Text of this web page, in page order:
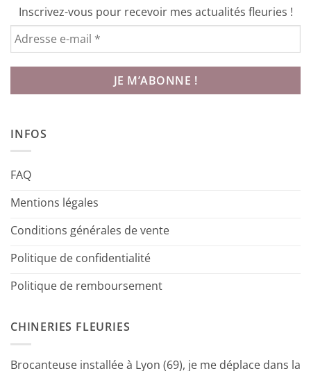
Inscrivez-vous pour recevoir mes actualités fleuries !
INFOS
FAQ
Mentions légales
Conditions générales de vente
Politique de confidentialité
Politique de remboursement
CHINERIES FLEURIES
Brocanteuse installée à Lyon (69), je me déplace dans la